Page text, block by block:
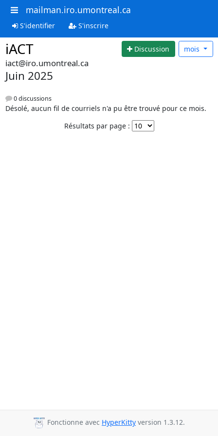
mailman.iro.umontreal.ca
S'identifier S'inscrire
iACT Discussion mois
iact@iro.umontreal.ca
Juin 2025
0 discussions
Désolé, aucun fil de courriels n'a pu être trouvé pour ce mois.
Résultats par page :
Fonctionne avec HyperKitty version 1.3.12.